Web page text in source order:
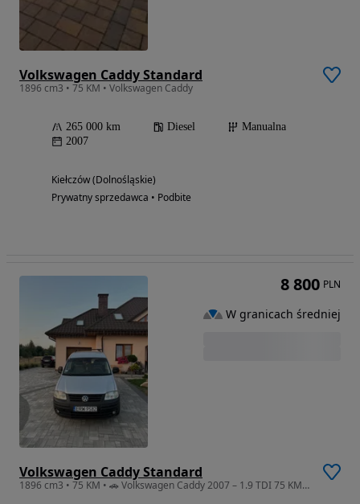
Volkswagen Caddy Standard
1896 cm3 • 75 KM • Volkswagen Caddy
265 000 km Diesel
Manualna
2007
Kiełczów (Dolnośląskie)
Prywatny sprzedawca • Podbite
Volkswagen Caddy Standard
1896 cm3 • 75 KM • 🚗 Volkswagen Caddy 2007 – 1.9 TDI 75 KM – 408 000 km Na sprzedaż Vol
8 800 PLN
W granicach średniej